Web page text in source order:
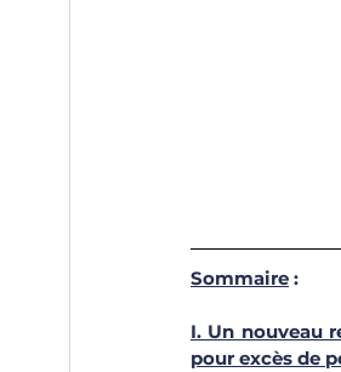
Sommaire :
I. Un nouveau
pour excès de